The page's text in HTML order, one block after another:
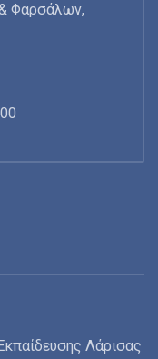
Φαρσάλων,
Λάρισας